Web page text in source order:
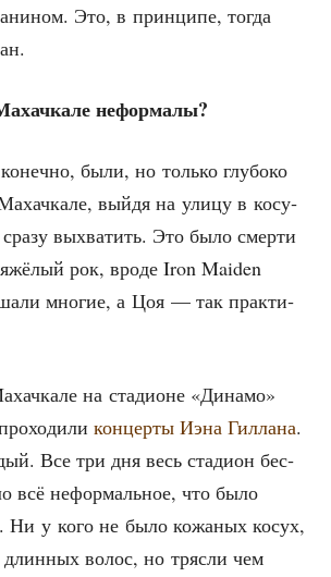
Это, в прин­ци­пе, тогда
неформалы?
были, но толь­ко глу­бо­ко
вый­дя на ули­цу в косу­
выхва­тить. Это было смер­ти
рок, вро­де Iron Maiden
мно­гие, а Цоя — так прак­ти­
на ста­ди­оне «Дина­мо»
кон­цер­ты Иэна Гил­ла­на.
Все три дня весь ста­ди­он бес­
всё нефор­маль­ное, что было
у кого не было кожа­ных косух,
волос, но тряс­ли чем